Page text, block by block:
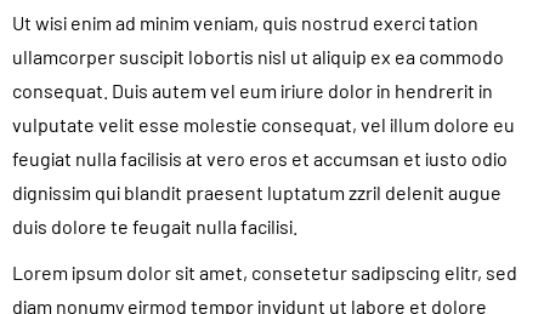
Ut wisi enim ad minim veniam, quis nostrud exerci tation
ullamcorper suscipit lobortis nisl ut aliquip ex ea commodo
consequat. Duis autem vel eum iriure dolor in hendrerit in
vulputate velit esse molestie consequat, vel illum dolore eu
feugiat nulla facilisis at vero eros et accumsan et iusto odio
dignissim qui blandit praesent luptatum zzril delenit augue
duis dolore te feugait nulla facilisi.
Lorem ipsum dolor sit amet, consetetur sadipscing elitr, sed
diam nonumy eirmod tempor invidunt ut labore et dolore